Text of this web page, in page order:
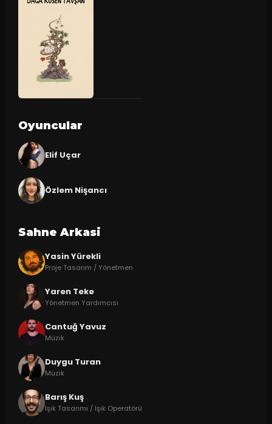
Oyuncular
Elif Uçar
Özlem Nişancı
Sahne Arkasi
Yasin Yürekli
Proje Tasarım / Yönetmen
Yaren Teke
Yönetmen Yardımcısı
Cantuğ Yavuz
Müzik
Duygu Turan
Müzik
Barış Kuş
Işık Tasarımı / Işık Operatörü